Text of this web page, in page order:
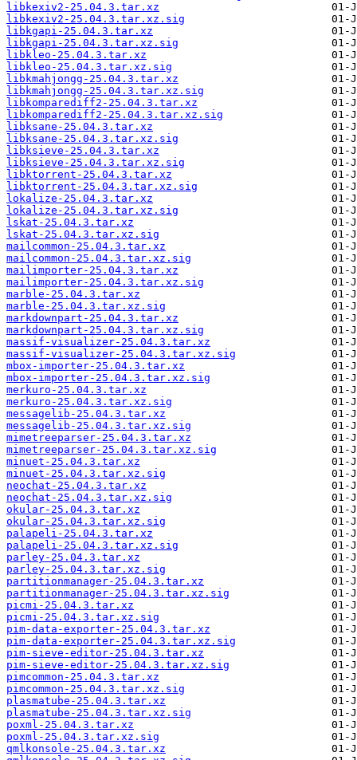
libkexiv2-25.04.3.tar.xz
libkexiv2-25.04.3.tar.xz.sig
libkgapi-25.04.3.tar.xz
libkgapi-25.04.3.tar.xz.sig
libkleo-25.04.3.tar.xz
libkleo-25.04.3.tar.xz.sig
libkmahjongg-25.04.3.tar.xz
libkmahjongg-25.04.3.tar.xz.sig
libkomparediff2-25.04.3.tar.xz
libkomparediff2-25.04.3.tar.xz.sig
libksane-25.04.3.tar.xz
libksane-25.04.3.tar.xz.sig
libksieve-25.04.3.tar.xz
libksieve-25.04.3.tar.xz.sig
libktorrent-25.04.3.tar.xz
libktorrent-25.04.3.tar.xz.sig
lokalize-25.04.3.tar.xz
lokalize-25.04.3.tar.xz.sig
lskat-25.04.3.tar.xz
lskat-25.04.3.tar.xz.sig
mailcommon-25.04.3.tar.xz
mailcommon-25.04.3.tar.xz.sig
mailimporter-25.04.3.tar.xz
mailimporter-25.04.3.tar.xz.sig
marble-25.04.3.tar.xz
marble-25.04.3.tar.xz.sig
markdownpart-25.04.3.tar.xz
markdownpart-25.04.3.tar.xz.sig
massif-visualizer-25.04.3.tar.xz
massif-visualizer-25.04.3.tar.xz.sig
mbox-importer-25.04.3.tar.xz
mbox-importer-25.04.3.tar.xz.sig
merkuro-25.04.3.tar.xz
merkuro-25.04.3.tar.xz.sig
messagelib-25.04.3.tar.xz
messagelib-25.04.3.tar.xz.sig
mimetreeparser-25.04.3.tar.xz
mimetreeparser-25.04.3.tar.xz.sig
minuet-25.04.3.tar.xz
minuet-25.04.3.tar.xz.sig
neochat-25.04.3.tar.xz
neochat-25.04.3.tar.xz.sig
okular-25.04.3.tar.xz
okular-25.04.3.tar.xz.sig
palapeli-25.04.3.tar.xz
palapeli-25.04.3.tar.xz.sig
parley-25.04.3.tar.xz
parley-25.04.3.tar.xz.sig
partitionmanager-25.04.3.tar.xz
partitionmanager-25.04.3.tar.xz.sig
picmi-25.04.3.tar.xz
picmi-25.04.3.tar.xz.sig
pim-data-exporter-25.04.3.tar.xz
pim-data-exporter-25.04.3.tar.xz.sig
pim-sieve-editor-25.04.3.tar.xz
pim-sieve-editor-25.04.3.tar.xz.sig
pimcommon-25.04.3.tar.xz
pimcommon-25.04.3.tar.xz.sig
plasmatube-25.04.3.tar.xz
plasmatube-25.04.3.tar.xz.sig
poxml-25.04.3.tar.xz
poxml-25.04.3.tar.xz.sig
qmlkonsole-25.04.3.tar.xz